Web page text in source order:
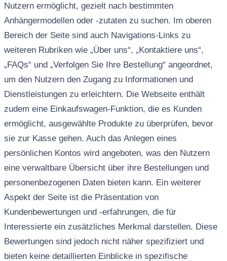
Nutzern ermöglicht, gezielt nach bestimmten
Anhängermodellen oder -zutaten zu suchen. Im oberen
Bereich der Seite sind auch Navigations-Links zu
weiteren Rubriken wie „Über uns“, „Kontaktiere uns“,
„FAQs“ und „Verfolgen Sie Ihre Bestellung“ angeordnet,
um den Nutzern den Zugang zu Informationen und
Dienstleistungen zu erleichtern. Die Webseite enthält
zudem eine Einkaufswagen-Funktion, die es Kunden
ermöglicht, ausgewählte Produkte zu überprüfen, bevor
sie zur Kasse gehen. Auch das Anlegen eines
persönlichen Kontos wird angeboten, was den Nutzern
eine verwaltbare Übersicht über ihre Bestellungen und
personenbezogenen Daten bieten kann. Ein weiterer
Aspekt der Seite ist die Präsentation von
Kundenbewertungen und -erfahrungen, die für
Interessierte ein zusätzliches Merkmal darstellen. Diese
Bewertungen sind jedoch nicht näher spezifiziert und
bieten keine detaillierten Einblicke in spezifische